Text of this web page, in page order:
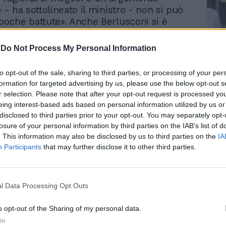
Do Not Process My Personal Information
opt-out of the sale, sharing to third parties, or processing of your
for targeted advertising by us, please use the below opt-out
selection. Please note that after your opt-out request is processed
interest-based ads based on personal information utilized by us
to third parties prior to your opt-out. You may separately
of your personal information by third parties on the IAB’s list of
This information may also be disclosed by us to third parties on the
Participants that may further disclose it to other third parties.
Data Processing Opt Outs
opt-out of the Sharing of my personal data.
ha sottolineato il ministro - non si può
battute». Anche Berlusconi si è
sentire tramite un messaggio messo
schermi della manifestazione, e ha
delle riforme. «Lo Stato italiano -
rimasto indietro rispetto agli altri con cui
a competere. Ne deriva la necessità
questi cinque anni di governo per
lo stato, la sua stessa architettura
passando da un bicameralismo perfetto
autonomie». Il presidente del consiglio
fra l'altro al fatto che «c'è un
che riguarda la Corte costituzionale e
finanze della Camera, Giorgio La Malfa,
della legislatura, «è un errore
perché «mina le fondamenta del sistema
Rudy Giuliani a Come States?
Trump, Meloni e la strategia
americana